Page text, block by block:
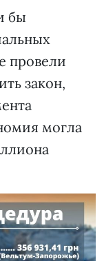
бы
провели
закон,
могла